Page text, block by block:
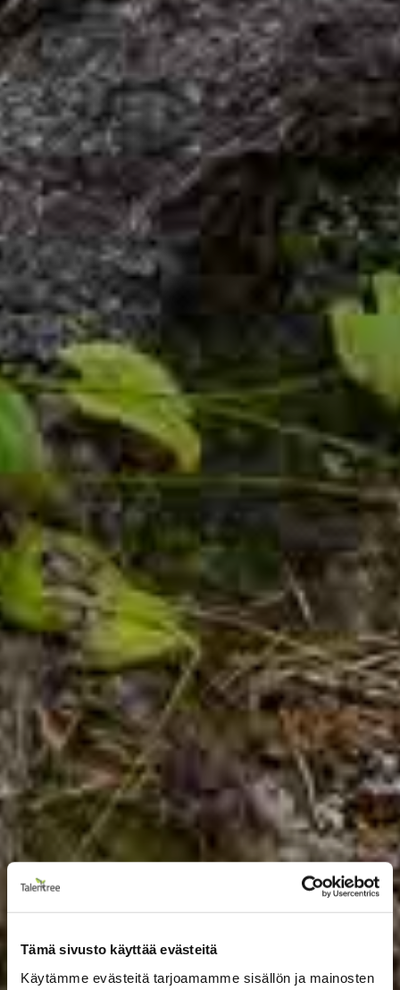
Tämä sivusto käyttää evästeitä
Käytämme evästeitä tarjoamamme sisällön ja mainosten